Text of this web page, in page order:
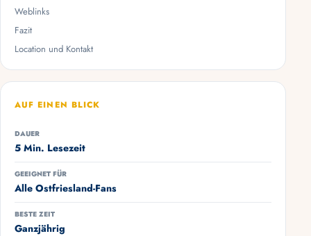
Weblinks
Fazit
Location und Kontakt
AUF EINEN BLICK
DAUER
5 Min. Lesezeit
GEEIGNET FÜR
Alle Ostfriesland-Fans
BESTE ZEIT
Ganzjährig